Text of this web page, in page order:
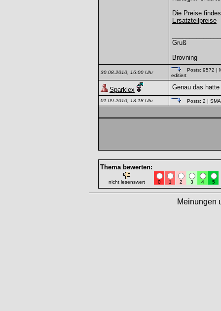
Die Preise
Ersatzteilpreise
Gruß
Brovning
30.08.2010, 16:00 Uhr Posts: 9572 |
editiert
Sparklex Genau das
01.09.2010, 13:18 Uhr Posts: 2 |
Thema bewerten:
nicht lesenswert 0 1 2 3 4 5
Meinungen